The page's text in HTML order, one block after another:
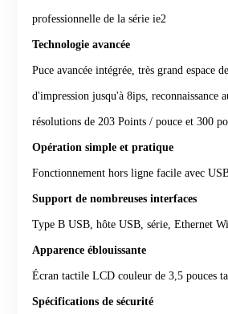
professionnelle de la série ie2
Technologie avancée
Puce avancée intégrée, très grand espace
d'impression jusqu'à 8ips, reconnaissance
résolutions de 203 Points / pouce et 300
Opération simple et pratique
Fonctionnement hors ligne facile avec
Support de nombreuses interfaces
Type B USB, hôte USB, série, Ethernet
Apparence éblouissante
Écran tactile LCD couleur de 3,5 pouces
Spécifications de sécurité